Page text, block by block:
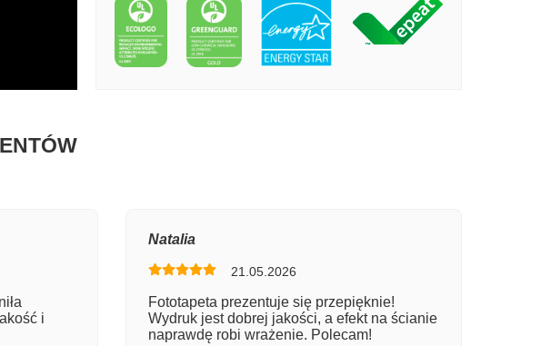
O TAPECIE OBRAZ OCEAN
i
Natalia
21.05.2026
Fototapeta prezentuje się przepięknie!
Wydruk jest dobrej jakości, a efekt na ścianie
naprawdę robi wrażenie. Polecam!